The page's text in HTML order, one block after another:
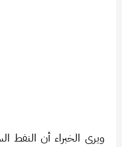
ويرى الخبراء أن